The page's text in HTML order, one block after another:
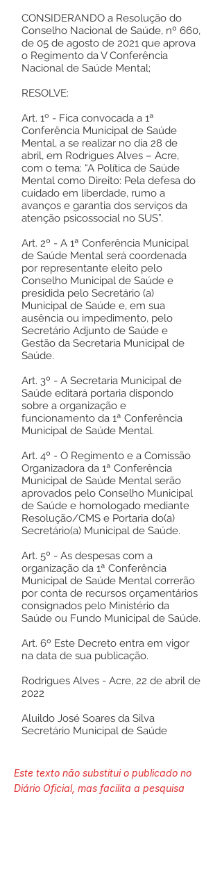
CONSIDERANDO a Resolução do
Conselho Nacional de Saúde, nº 660,
de 05 de agosto de 2021 que aprova
o Regimento da V Conferência
Nacional de Saúde Mental;
RESOLVE:
Art. 1º - Fica convocada a 1ª
Conferência Municipal de Saúde
Mental, a se realizar no dia 28 de
abril, em Rodrigues Alves – Acre,
com o tema: “A Política de Saúde
Mental como Direito: Pela defesa do
cuidado em liberdade, rumo a
avanços e garantia dos serviços da
atenção psicossocial no SUS”.
Art. 2º - A 1ª Conferência Municipal
de Saúde Mental será coordenada
por representante eleito pelo
Conselho Municipal de Saúde e
presidida pelo Secretário (a)
Municipal de Saúde e, em sua
ausência ou impedimento, pelo
Secretário Adjunto de Saúde e
Gestão da Secretaria Municipal de
Saúde.
Art. 3º - A Secretaria Municipal de
Saúde editará portaria dispondo
sobre a organização e
funcionamento da 1ª Conferência
Municipal de Saúde Mental.
Art. 4º - O Regimento e a Comissão
Organizadora da 1ª Conferência
Municipal de Saúde Mental serão
aprovados pelo Conselho Municipal
de Saúde e homologado mediante
Resolução/CMS e Portaria do(a)
Secretário(a) Municipal de Saúde.
Art. 5º - As despesas com a
organização da 1ª Conferência
Municipal de Saúde Mental correrão
por conta de recursos orçamentários
consignados pelo Ministério da
Saúde ou Fundo Municipal de Saúde.
Art. 6º Este Decreto entra em vigor
na data de sua publicação.
Rodrigues Alves - Acre, 22 de abril de
2022
Aluildo José Soares da Silva
Secretário Municipal de Saúde
Este texto não substitui o publicado no
Diário Oficial, mas facilita a pesquisa